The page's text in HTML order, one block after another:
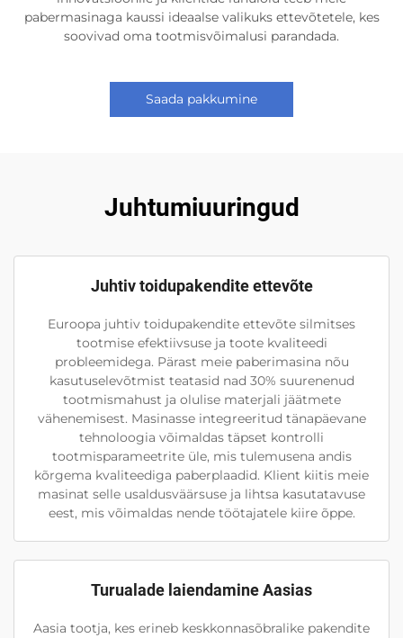
pabermasinaga kaussi ideaalse valikuks ettevõtetele, kes
soovivad oma tootmisvõimalusi parandada.
Saada pakkumine
Juhtumiuuringud
Juhtiv toidupakendite ettevõte
Euroopa juhtiv toidupakendite ettevõte silmitses
tootmise efektiivsuse ja toote kvaliteedi
probleemidega. Pärast meie paberimasina nõu
kasutuselevõtmist teatasid nad 30% suurenenud
tootmismahust ja olulise materjali jäätmete
vähenemisest. Masinasse integreeritud tänapäevane
tehnoloogia võimaldas täpset kontrolli
tootmisparameetrite üle, mis tulemusena andis
kõrgema kvaliteediga paberplaadid. Klient kiitis meie
masinat selle usaldusväärsuse ja lihtsa kasutatavuse
eest, mis võimaldas nende töötajatele kiire õppe.
Turualade laiendamine Aasias
Aasia tootja, kes erineb keskkonnasõbralike pakendite